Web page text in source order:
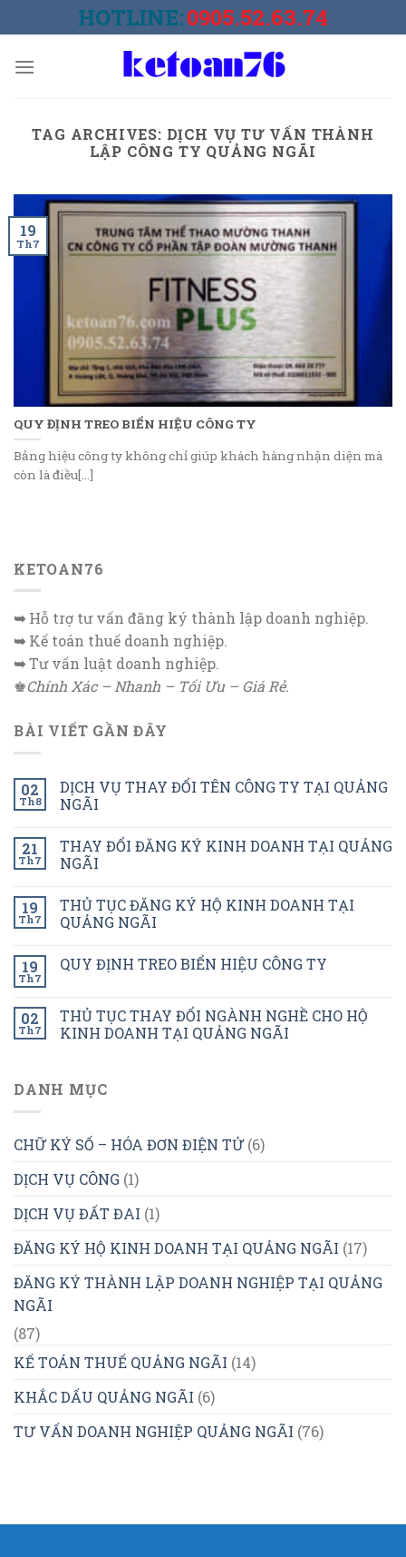
to
HOTLINE:0905.52.63.74
TAG ARCHIVES: DỊCH VỤ TƯ VẤN THÀNH
LẬP CÔNG TY QUẢNG NGÃI
QUY ĐỊNH TREO BIỂN HIỆU CÔNG TY
Bảng hiệu công ty không chỉ giúp khách hàng nhận diện mà
còn là điều[...]
19
Th7
KETOAN76
➥Hỗ trợ tư vấn đăng ký thành lập doanh nghiệp.
➥Kế toán thuế doanh nghiệp.
➥Tư vấn luật doanh nghiệp.
♚Chính Xác – Nhanh – Tối Ưu – Giá Rẻ.
BÀI VIẾT GẦN ĐÂY
02
Th8
DỊCH VỤ THAY ĐỔI TÊN CÔNG TY TẠI QUẢNG
NGÃI
21
Th7
THAY ĐỔI ĐĂNG KÝ KINH DOANH TẠI QUẢNG
NGÃI
19
Th7
THỦ TỤC ĐĂNG KÝ HỘ KINH DOANH TẠI
QUẢNG NGÃI
19
Th7
QUY ĐỊNH TREO BIỂN HIỆU CÔNG TY
02
Th7
THỦ TỤC THAY ĐỔI NGÀNH NGHỀ CHO HỘ
KINH DOANH TẠI QUẢNG NGÃI
DANH MỤC
CHỮ KÝ SỐ – HÓA ĐƠN ĐIỆN TỬ(6)
DỊCH VỤ CÔNG (1)
DỊCH VỤ ĐẤT ĐAI (1)
ĐĂNG KÝ HỘ KINH DOANH TẠI QUẢNG NGÃI (17)
ĐĂNG KÝ THÀNH LẬP DOANH NGHIỆP TẠI QUẢNG
NGÃI
(87)
KẾ TOÁN THUẾ QUẢNG NGÃI (14)
KHẮC DẤU QUẢNG NGÃI (6)
TƯ VẤN DOANH NGHIỆP QUẢNG NGÃI (76)